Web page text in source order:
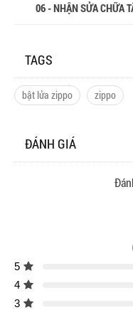
06 - NHẬN SỬA CHỮA
TAGS
bật lửa zippo zippo
ĐÁNH GIÁ
5
4
3